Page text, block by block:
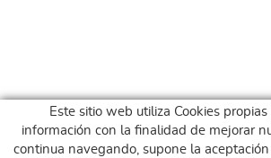
Este sitio web utiliza Cookies
información con la finalidad de mejorar
continua navegando, supone la